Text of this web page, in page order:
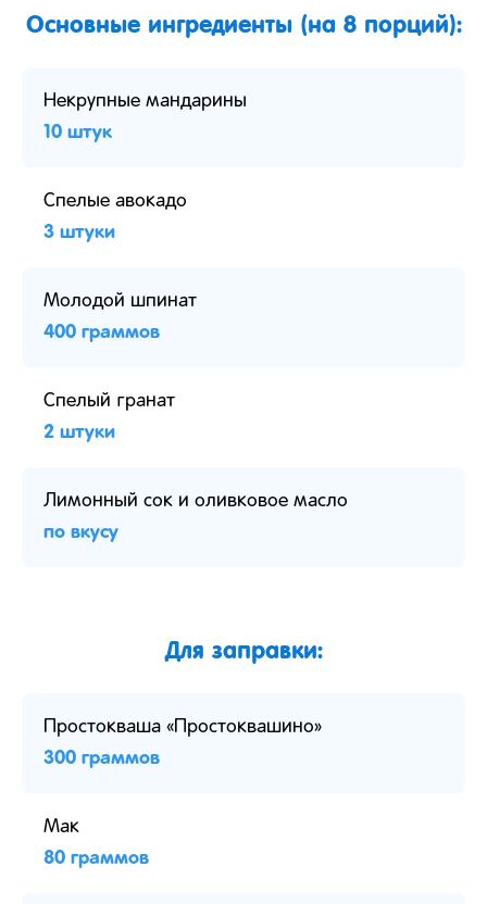
Основные ингредиенты (на 8 порций):
Некрупные мандарины
10 штук
Спелые авокадо
3 штуки
Молодой шпинат
400 граммов
Спелый гранат
2 штуки
Лимонный сок и оливковое масло
по вкусу
Для заправки:
Простокваша «Простоквашино»
300 граммов
Мак
80 граммов